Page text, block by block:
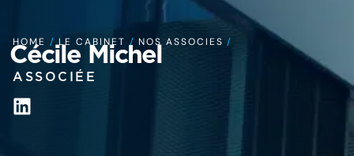
HOME /LE CABINET /NOS ASSOCIES /
Cécile Michel
ASSOCIÉE